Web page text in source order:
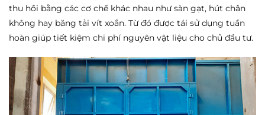
thu hồi bằng các cơ chế khác nhau như sàn gạt, hút chân
không hay băng tải vít xoắn. Từ đó được tái sử dụng tuần
hoàn giúp tiết kiệm chi phí nguyên vật liệu cho chủ đầu tư.